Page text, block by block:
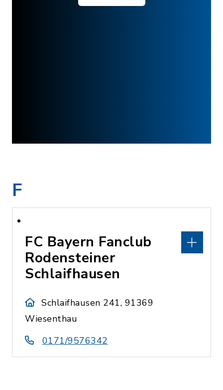
F
FC Bayern Fanclub
Rodensteiner
Schlaifhausen
Schlaifhausen 241, 91369
Wiesenthau
0171/9576342